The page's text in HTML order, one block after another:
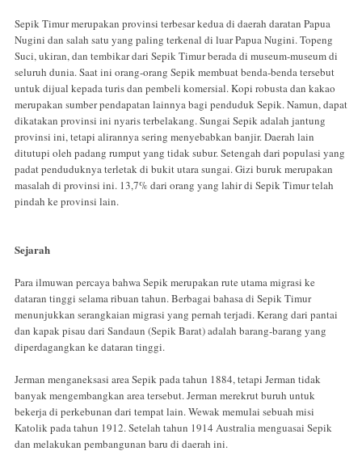
Sepik Timur merupakan provinsi terbesar kedua di daerah daratan Papua
Nugini dan salah satu yang paling terkenal di luar Papua Nugini. Topeng
Suci, ukiran, dan tembikar dari Sepik Timur berada di museum-museum di
seluruh dunia. Saat ini orang-orang Sepik membuat benda-benda tersebut
untuk dijual kepada turis dan pembeli komersial. Kopi robusta dan kakao
merupakan sumber pendapatan lainnya bagi penduduk Sepik. Namun, dapat
dikatakan provinsi ini nyaris terbelakang. Sungai Sepik adalah jantung
provinsi ini, tetapi alirannya sering menyebabkan banjir. Daerah lain
ditutupi oleh padang rumput yang tidak subur. Setengah dari populasi yang
padat penduduknya terletak di bukit utara sungai. Gizi buruk merupakan
masalah di provinsi ini. 13,7% dari orang yang lahir di Sepik Timur telah
pindah ke provinsi lain.
Sejarah
Para ilmuwan percaya bahwa Sepik merupakan rute utama migrasi ke
dataran tinggi selama ribuan tahun. Berbagai bahasa di Sepik Timur
menunjukkan serangkaian migrasi yang pernah terjadi. Kerang dari pantai
dan kapak pisau dari Sandaun (Sepik Barat) adalah barang-barang yang
diperdagangkan ke dataran tinggi.
Jerman menganeksasi area Sepik pada tahun 1884, tetapi Jerman tidak
banyak mengembangkan area tersebut. Jerman merekrut buruh untuk
bekerja di perkebunan dari tempat lain. Wewak memulai sebuah misi
Katolik pada tahun 1912. Setelah tahun 1914 Australia menguasai Sepik
dan melakukan pembangunan baru di daerah ini.